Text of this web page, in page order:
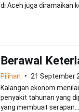
di Aceh juga diramaikan
Berawal
Pilihan
21 September
Kalangan ekonom
penyakit tahunan yang
yang membuat serapan...